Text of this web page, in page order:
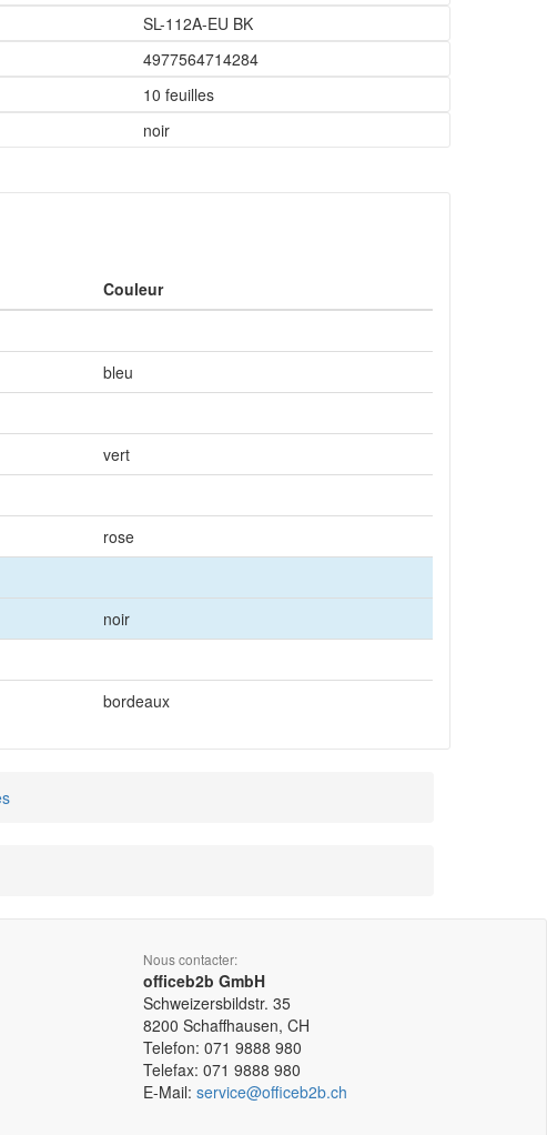
SL-112A-EU BK
4977564714284
10 feuilles
noir
Couleur
bleu
vert
rose
noir
bordeaux
Nous contacter:
officeb2b GmbH
Schweizersbildstr. 35
8200 Schaffhausen, CH
Telefon: 071 9888 980
Telefax: 071 9888 980
E-Mail: service@officeb2b.ch